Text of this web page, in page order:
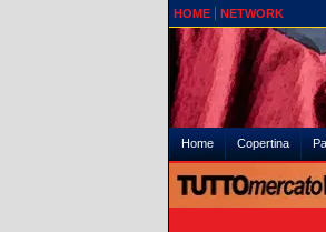
HOME NETWORK
Home Copertina